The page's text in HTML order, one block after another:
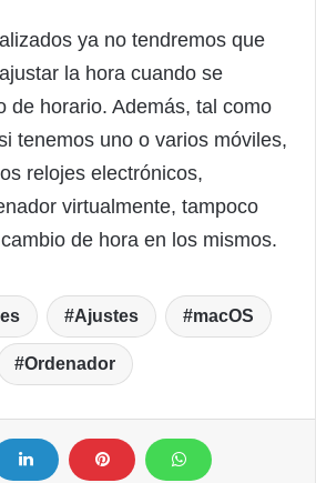
ya no tendremos que
la hora cuando se
de horario. Además, tal como
tenemos uno o varios móviles,
relojes electrónicos,
virtualmente, tampoco
de hora en los mismos.
Ajustes macOS
Ordenador